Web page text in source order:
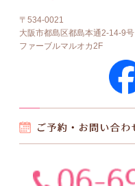
〒534-0021
大阪市都島区都島本通2-14-9号
ファーブルマルオカ2F